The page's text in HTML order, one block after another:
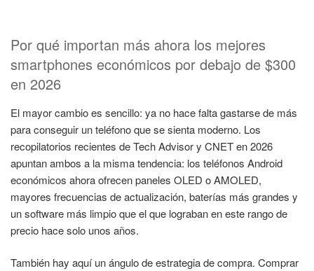
Por qué importan más ahora los mejores
smartphones económicos por debajo de $300
en 2026
El mayor cambio es sencillo: ya no hace falta gastarse de más
para conseguir un teléfono que se sienta moderno. Los
recopilatorios recientes de Tech Advisor y CNET en 2026
apuntan ambos a la misma tendencia: los teléfonos Android
económicos ahora ofrecen paneles OLED o AMOLED,
mayores frecuencias de actualización, baterías más grandes y
un software más limpio que el que lograban en este rango de
precio hace solo unos años.
También hay aquí un ángulo de estrategia de compra. Comprar